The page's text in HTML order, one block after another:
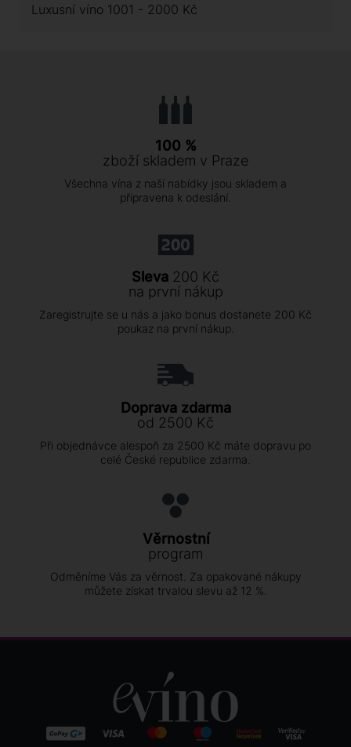
Luxusní víno 1001 - 2000 Kč
100 %
zboží skladem v Praze
Všechna vína z naší nabídky jsou skladem a
připravena k odeslání.
Sleva 200 Kč
na první nákup
Zaregistrujte se u nás a jako bonus dostanete 200 Kč
poukaz na první nákup.
Doprava zdarma
od 2500 Kč
Při objednávce alespoň za 2500 Kč máte dopravu po
celé České republice zdarma.
Věrnostní
program
Odměníme Vás za věrnost. Za opakované nákupy
můžete získat trvalou slevu až 12 %.